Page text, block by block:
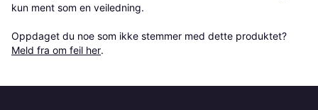
kun ment som en veiledning.
Oppdaget du noe som ikke stemmer med dette produktet?
Meld fra om feil her.